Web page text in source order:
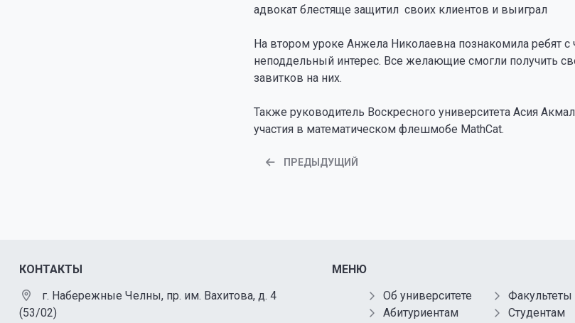
адвокат блестяще защитил своих клиентов и выиграл
На втором уроке Анжела Николаевна познакомила ребят
неподдельный интерес. Все желающие смогли получить
завитков на них.
Также руководитель Воскресного университета Асия
участия в математическом флешмобе MathCat.
ПРЕДЫДУЩИЙ
КОНТАКТЫ
г. Набережные Челны, пр. им. Вахитова, д. 4
(53/02)
МЕНЮ
Об университете
Факультеты
Абитуриентам
Студентам